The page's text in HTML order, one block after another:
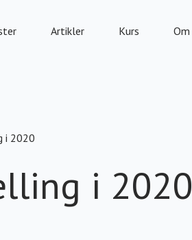
Artikler Kurs Om
i 2020
i 2020